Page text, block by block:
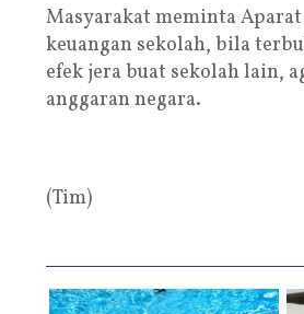
Masyarakat meminta
keuangan sekolah, bila
efek jera buat sekolah lain,
anggaran negara.
(Tim)